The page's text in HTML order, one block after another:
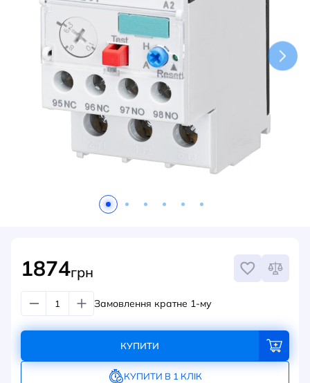
НОВИНИ
КОНТАКТИ
СИСТЕМИ ШИНОПРОВОДІВ ТА СТРУМОПРОВОДІВ
1874грн
Замовлення кратне 1-му
КУПИТИ
КУПИТИ В 1 КЛІК